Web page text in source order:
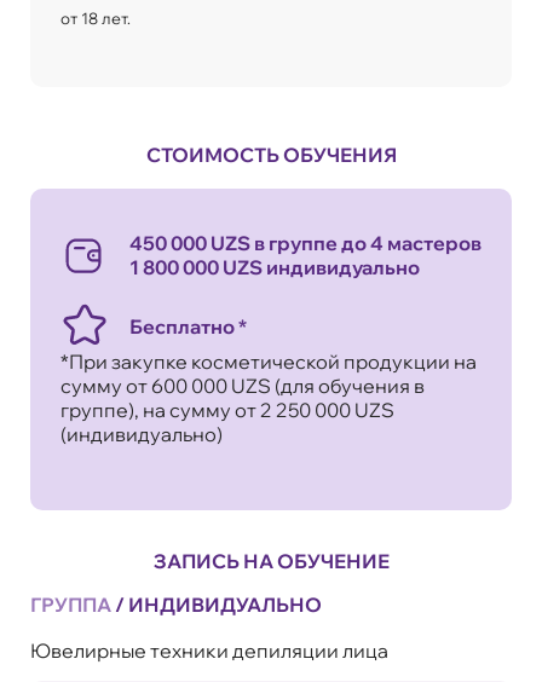
от 18 лет.
СТОИМОСТЬ ОБУЧЕНИЯ
450 000 UZS в группе до 4 мастеров
1 800 000 UZS индивидуально
Бесплатно *
*При закупке косметической продукции на
сумму от 600 000 UZS (для обучения в
группе), на сумму от 2 250 000 UZS
(индивидуально)
ЗАПИСЬ НА ОБУЧЕНИЕ
ГРУППА / ИНДИВИДУАЛЬНО
Ювелирные техники депиляции лица